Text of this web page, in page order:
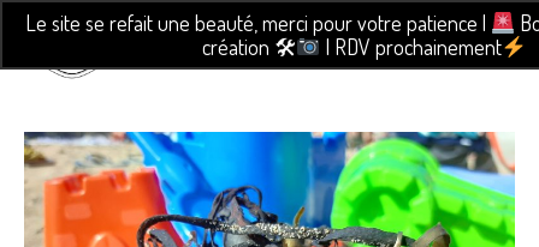
Le site se refait une beauté, merci pour votre patience |
création 🛠
| RDV prochainement